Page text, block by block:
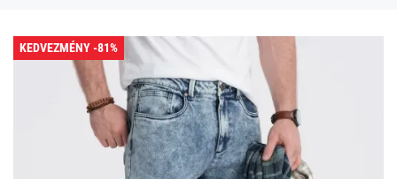
KEDVEZMÉNY -81%